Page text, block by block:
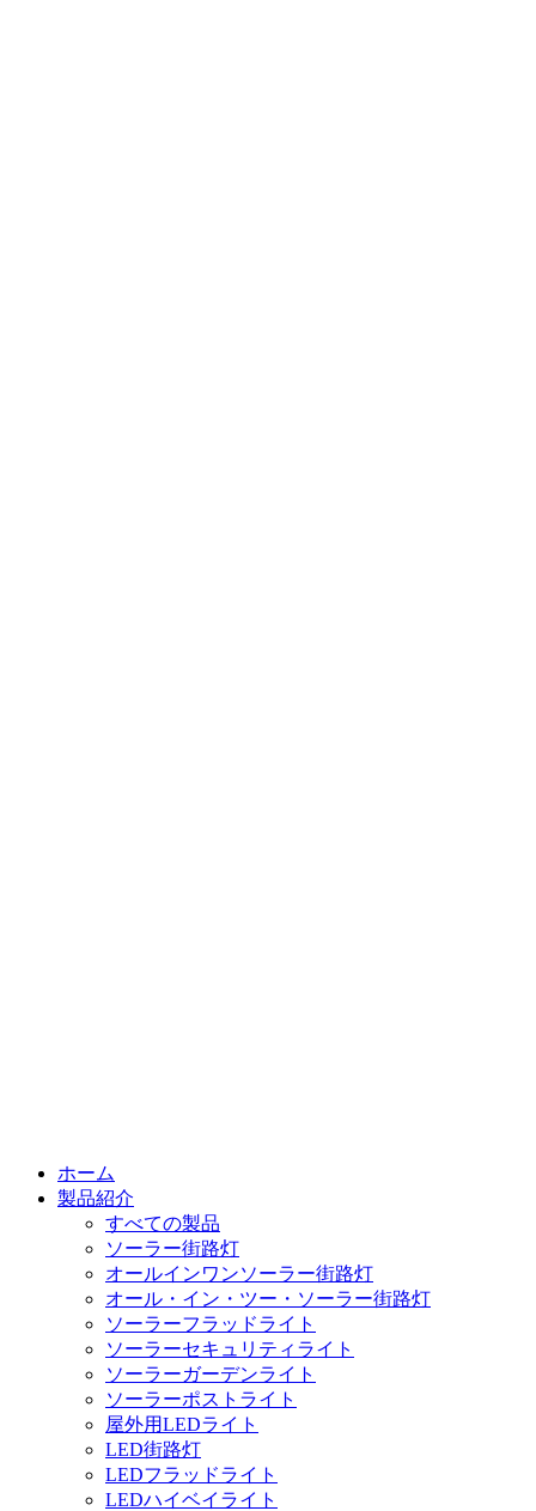
ホーム
製品紹介
すべての製品
ソーラー街路灯
オールインワンソーラー街路灯
オール・イン・ツー・ソーラー街路灯
ソーラーフラッドライト
ソーラーセキュリティライト
ソーラーガーデンライト
ソーラーポストライト
屋外用LEDライト
LED街路灯
LEDフラッドライト
LEDハイベイライト